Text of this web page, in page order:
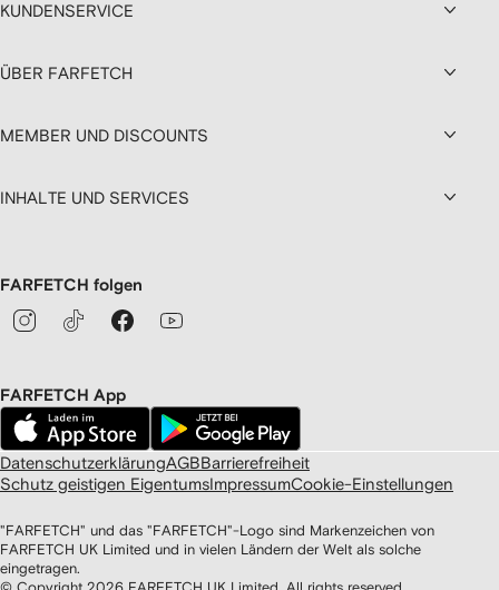
KUNDENSERVICE
ÜBER FARFETCH
MEMBER UND DISCOUNTS
INHALTE UND SERVICES
FARFETCH folgen
FARFETCH App
DatenschutzerklärungAGBBarrierefreiheit
Schutz geistigen EigentumsImpressumCookie-Einstellungen
"FARFETCH" und das "FARFETCH"-Logo sind Markenzeichen von
FARFETCH UK Limited und in vielen Ländern der Welt als solche
eingetragen.